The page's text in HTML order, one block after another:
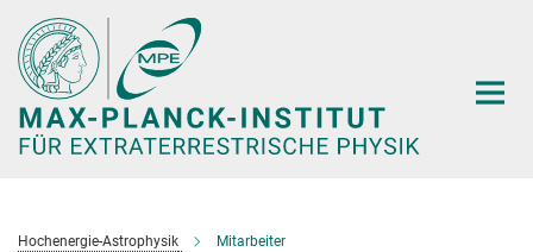
Hauptinhalt
Hochenergie-Astrophysik Mitarbeiter